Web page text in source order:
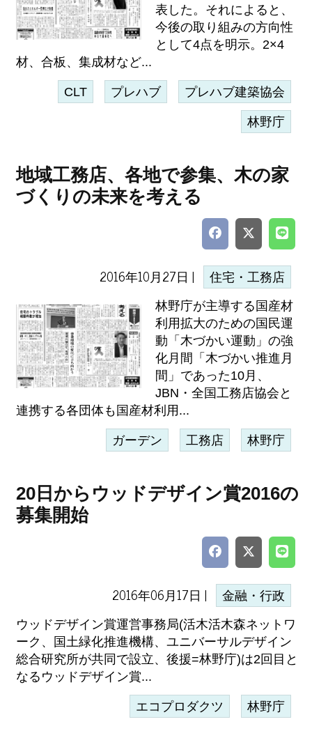
表した。それによると、
今後の取り組みの方向性
として4点を明示。2×4
材、合板、集成材など...
CLT プレハブ プレハブ建築協会
林野庁
地域工務店、各地で参集、木の家
づくりの未来を考える
2016年10月27日 | 住宅・工務店
林野庁が主導する国産材
利用拡大のための国民運
動「木づかい運動」の強
化月間「木づかい推進月
間」であった10月、
JBN・全国工務店協会と
連携する各団体も国産材利用...
ガーデン 工務店 林野庁
20日からウッドデザイン賞2016の
募集開始
2016年06月17日 | 金融・行政
ウッドデザイン賞運営事務局(活木活木森ネットワ
ーク、国土緑化推進機構、ユニバーサルデザイン
総合研究所が共同で設立、後援=林野庁)は2回目と
なるウッドデザイン賞...
エコプロダクツ 林野庁